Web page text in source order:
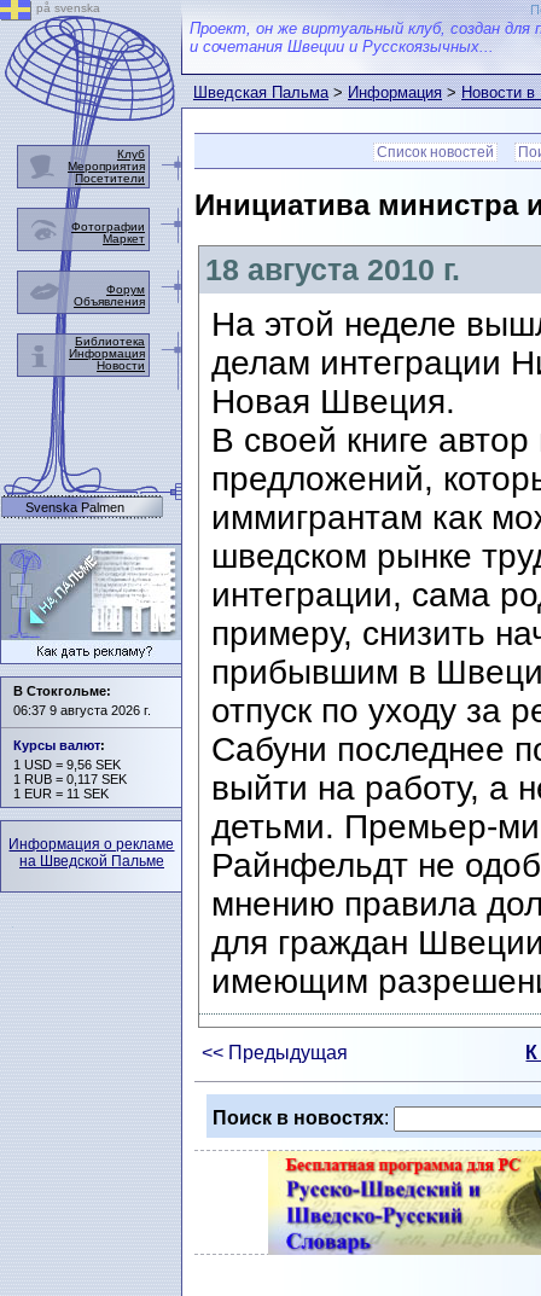
Проект, он же виртуальный клуб, создан для
и сочетания Швеции и Русскоязычных...
Шведская Пальма>Информация>Новости
Список новостей
Инициатива министра
18 августа 2010 г.
На этой неделе
делам интеграции
Новая Швеция.
В своей книге
предложений,
иммигрантам как
шведском рынке
интеграции, сама
примеру, снизить
прибывшим в
отпуск по уходу за
Сабуни последнее
выйти на работу, а
детьми. Премьер-
Райнфельдт не
мнению правила
для граждан
имеющим
<< Предыдущая
Поиск в новостях:
på svenska
Клуб
Мероприятия
Посетители
Фотографии
Маркет
Форум
Объявления
Библиотека
Информация
Новости
Svenska Palmen
В Стокгольме:
06:37 9 августа 2026 г.
Курсы валют:
1 USD = 9,56 SEK
1 RUB = 0,117 SEK
1 EUR = 11 SEK
Информация о рекламе
на Шведской Пальме